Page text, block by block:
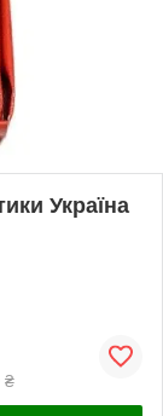
Україна
₴